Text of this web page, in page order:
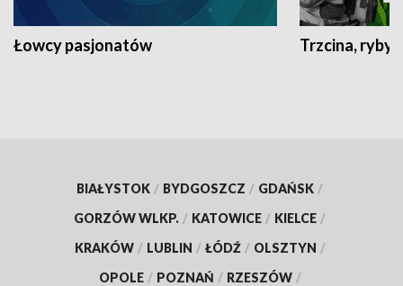
Łowcy pasjonatów Trzcina, ryby
BIAŁYSTOK / BYDGOSZCZ / GDAŃSK /
GORZÓW WLKP. / KATOWICE / KIELCE /
KRAKÓW / LUBLIN / ŁÓDŹ / OLSZTYN /
OPOLE / POZNAŃ / RZESZÓW /